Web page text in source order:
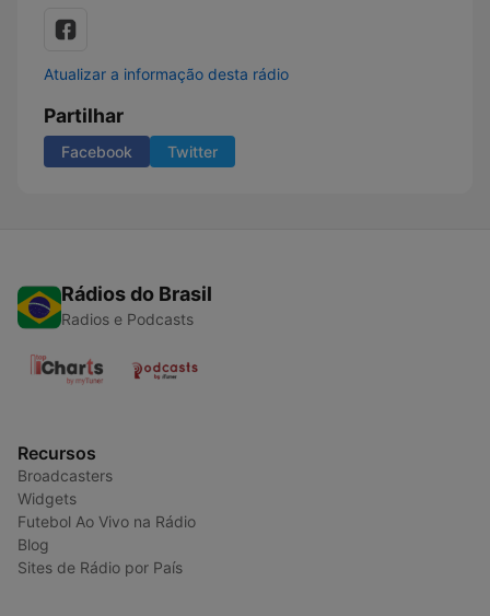
Atualizar a informação desta rádio
Partilhar
Facebook Twitter
Rádios do Brasil
Radios e Podcasts
Recursos
Broadcasters
Widgets
Futebol Ao Vivo na Rádio
Blog
Sites de Rádio por País